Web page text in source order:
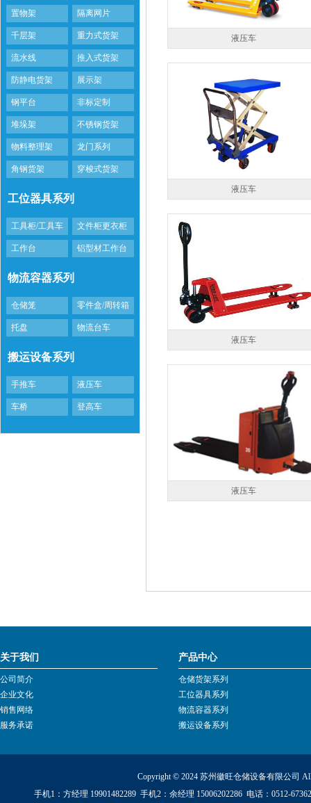
置物架 隔离网片
千层架 重力式货架
流水线 推入式货架
防静电货架 展示架
钢平台 非标定制
堆垛架 不锈钢货架
物料整理架 龙门系列
角钢货架 穿梭式货架
工位器具系列
工具柜/工具车 文件柜更衣柜
工作台 铝型材工作台
物流容器系列
仓储笼 零件盒/周转箱
托盘 物流台车
搬运设备系列
手推车 液压车
车桥 登高车
液压车
液压车
液压车
液压车
关于我们
公司简介
企业文化
销售网络
服务承诺
产品中心
仓储货架系列
工位器具系列
物流容器系列
搬运设备系列
Copyright © 2024 苏州徽旺仓储设备有限公司
手机1：方经理 19901482289 手机2：余经理 15006202286 电话：0512-